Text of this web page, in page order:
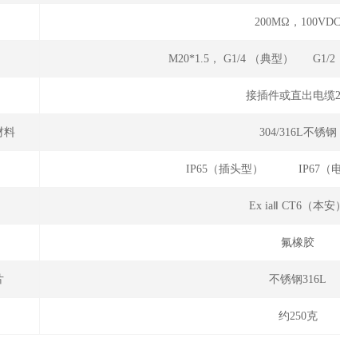
200MΩ，100VDC
M20*1.5， G1/4 （典型） G1/2
接插件或直出电缆
料 304/316L不锈钢
IP65（插头型） IP67
Ex iaⅡ CT6（本安）
氟橡胶
不锈钢316L
约250克